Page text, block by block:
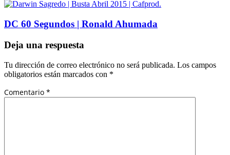
DC 60 Segundos | Ronald Ahumada
Deja una respuesta
Tu dirección de correo electrónico no será publicada. Los campos
obligatorios están marcados con *
Comentario *